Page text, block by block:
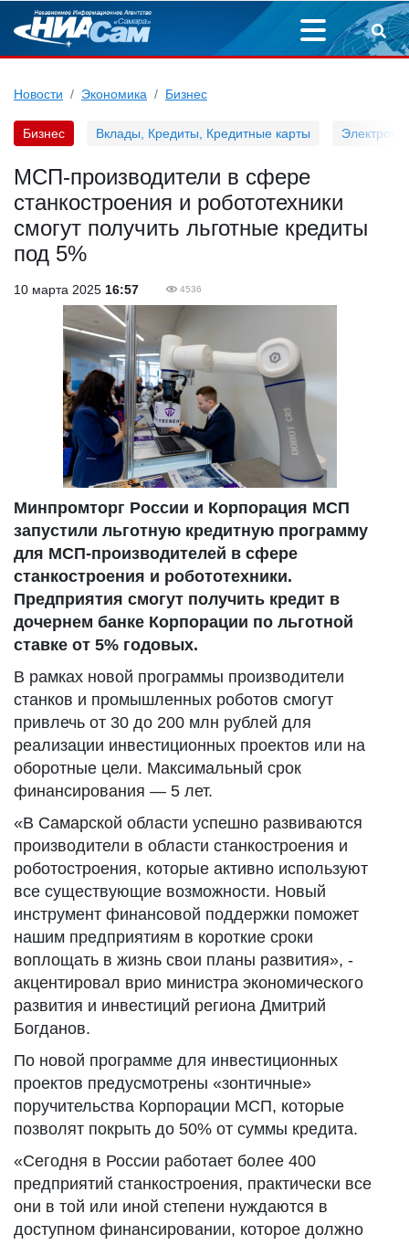
Новости Экономика Бизнес
Бизнес Вклады, Кредиты, Кредитные карты
МСП-производители в сфере
станкостроения и робототехники
смогут получить льготные кредиты
под 5%
10 марта 2025 16:57 4536
Минпромторг России и Корпорация МСП
запустили льготную кредитную программу
для МСП-производителей в сфере
станкостроения и робототехники.
Предприятия смогут получить кредит в
дочернем банке Корпорации по льготной
ставке от 5% годовых.
В рамках новой программы производители
станков и промышленных роботов смогут
привлечь от 30 до 200 млн рублей для
реализации инвестиционных проектов или на
оборотные цели. Максимальный срок
финансирования — 5 лет.
«В Самарской области успешно развиваются
производители в области станкостроения и
роботостроения, которые активно используют
все существующие возможности. Новый
инструмент финансовой поддержки поможет
нашим предприятиям в короткие сроки
воплощать в жизнь свои планы развития», -
акцентировал врио министра экономического
развития и инвестиций региона Дмитрий
Богданов.
По новой программе для инвестиционных
проектов предусмотрены «зонтичные»
поручительства Корпорации МСП, которые
позволят покрыть до 50% от суммы кредита.
«Сегодня в России работает более 400
предприятий станкостроения, практически все
они в той или иной степени нуждаются в
доступном финансировании, которое должно